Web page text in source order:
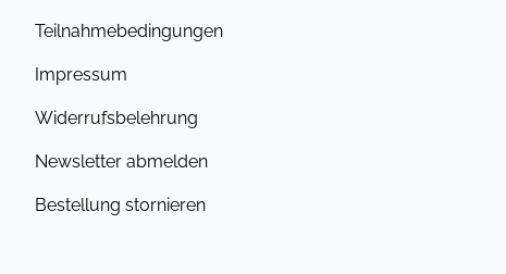
Teilnahmebedingungen
Impressum
Widerrufsbelehrung
Newsletter abmelden
Bestellung stornieren